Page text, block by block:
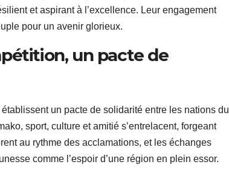
et aspirant à l’excellence. Leur engagement
pour un avenir glorieux.
un pacte de
un pacte de solidarité entre les nations du
sport, culture et amitié s’entrelacent, forgeant
au rythme des acclamations, et les échanges
comme l’espoir d’une région en plein essor.